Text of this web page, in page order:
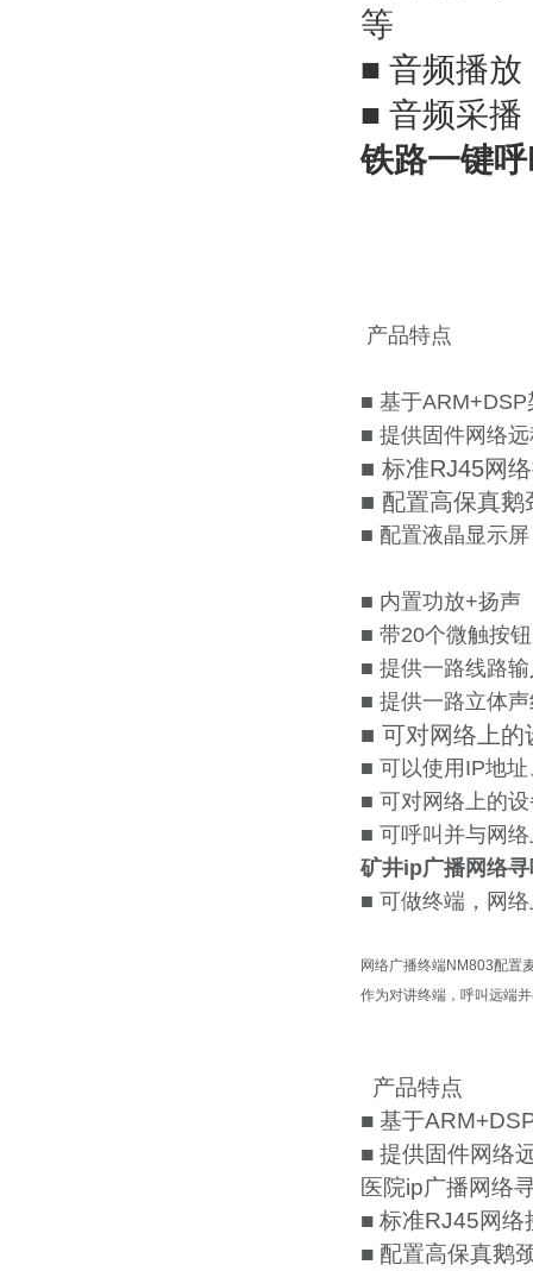
等
■ 音频播放
■ 音频采播
铁路一键
产品特点
■ 基于ARM+DSP
■ 提供固件网络
■ 标准RJ45网
■ 配置高保真鹅
■ 配置液晶显示屏
■ 内置功放+扬声
■ 带20个微触按
■ 提供一路线路
■ 提供一路立体
■ 可对网络上的
■ 可以使用IP地
■ 可对网络上的
■ 可呼叫并与网
矿井ip广播网络
■ 可做终端，网
网络广播终端NM803配置
作为对讲终端，呼叫远端
产品特点
■ 基于
■ 提供固件网络
医院ip广播网络
■ 标准RJ45网络
■ 配置高保真鹅